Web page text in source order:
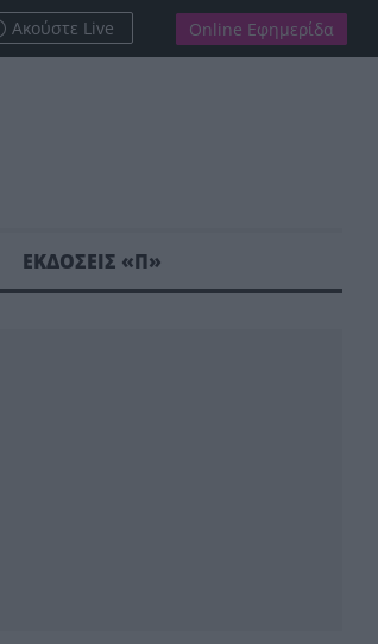
Ακούστε Live Online Εφημερίδα
ΕΚΔΟΣΕΙΣ «Π»